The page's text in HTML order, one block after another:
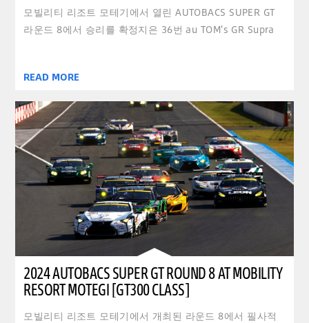
모빌리티 리조트 모테기에서 열린 AUTOBACS SUPER GT
라운드 8에서 승리를 확정지은 36번 au TOM's GR Supra
READ MORE
2024 AUTOBACS SUPER GT ROUND 8 AT MOBILITY
RESORT MOTEGI [GT300 CLASS]
모빌리티 리조트 모테기에서 개최된 라운드 8에서 필사적